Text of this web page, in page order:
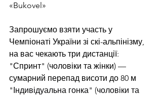
«Bukovel»
Запрошуємо взяти участь у
Чемпіонаті України зі скі-альпінізму,
на вас чекають три дистанції:
"Спринт" (чоловіки та жінки) —
сумарний перепад висоти до 80 м
"Індивідуальна гонка" (чоловіки та